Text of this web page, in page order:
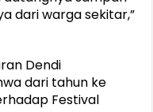
dari warga sekitar,”
Dendi
dari tahun ke
Festival